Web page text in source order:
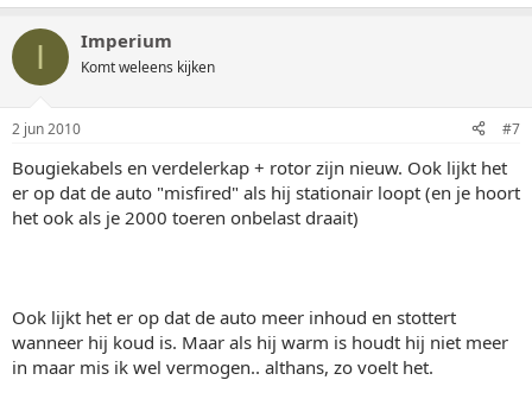
I Imperium
Komt weleens kijken
2 jun 2010 #7
Bougiekabels en verdelerkap + rotor zijn nieuw. Ook lijkt het
er op dat de auto "misfired" als hij stationair loopt (en je hoort
het ook als je 2000 toeren onbelast draait)
Ook lijkt het er op dat de auto meer inhoud en stottert
wanneer hij koud is. Maar als hij warm is houdt hij niet meer
in maar mis ik wel vermogen.. althans, zo voelt het.